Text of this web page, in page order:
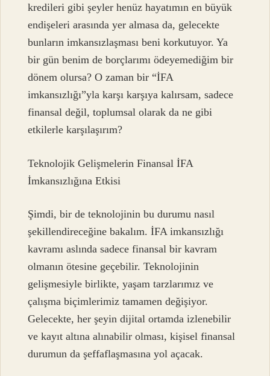
kredileri gibi şeyler henüz hayatımın en büyük
endişeleri arasında yer almasa da, gelecekte
bunların imkansızlaşması beni korkutuyor. Ya
bir gün benim de borçlarımı ödeyemediğim bir
dönem olursa? O zaman bir “İFA
imkansızlığı”yla karşı karşıya kalırsam, sadece
finansal değil, toplumsal olarak da ne gibi
etkilerle karşılaşırım?
Teknolojik Gelişmelerin Finansal İFA
İmkansızlığına Etkisi
Şimdi, bir de teknolojinin bu durumu nasıl
şekillendireceğine bakalım. İFA imkansızlığı
kavramı aslında sadece finansal bir kavram
olmanın ötesine geçebilir. Teknolojinin
gelişmesiyle birlikte, yaşam tarzlarımız ve
çalışma biçimlerimiz tamamen değişiyor.
Gelecekte, her şeyin dijital ortamda izlenebilir
ve kayıt altına alınabilir olması, kişisel finansal
durumun da şeffaflaşmasına yol açacak.